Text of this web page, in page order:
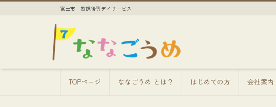
富士市 放課後等デイサービス
TOPページ ななごうめ とは？ はじめての方 会社案内